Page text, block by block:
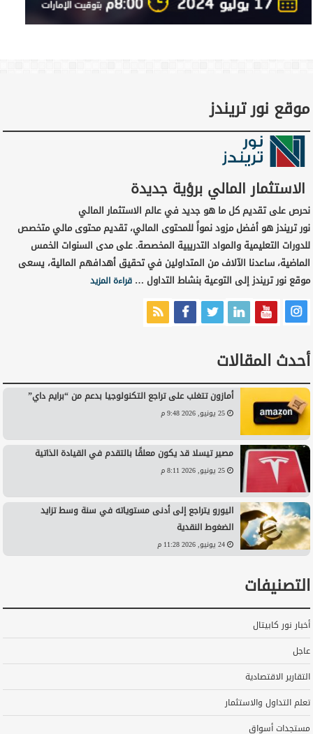
موقع نور تريندز
الاستثمار المالي برؤية جديدة
نحرص على تقديم كل ما هو جديد في عالم الاستثمار المالي
نور تريندز هو أفضل مزود نمواً للمحتوى المالي، تقديم محتوى مالي متخصص
للدورات التعليمية والمواد التدريبية المخصصة. على مدى السنوات الخمس
الماضية، ساعدنا الآلاف من المتداولين في تحقيق أهدافهم المالية، يسعى
موقع نور تريندز إلى التوعية بنشاط التداول …قراءة المزيد
أحدث المقالات
أمازون تتغلب على تراجع التكنولوجيا بدعم من “برايم داي”
25 يونيو, 2026 9:48 م
مصير تيسلا قد يكون معلقًا بالتقدم في القيادة الذاتية
25 يونيو, 2026 8:11 م
اليورو يتراجع إلى أدنى مستوياته في سنة وسط تزايد
الضغوط النقدية
24 يونيو, 2026 11:28 م
التصنيفات
أخبار نور كابيتال
عاجل
التقارير الاقتصادية
تعلم التداول والاستثمار
مستجدات أسواق